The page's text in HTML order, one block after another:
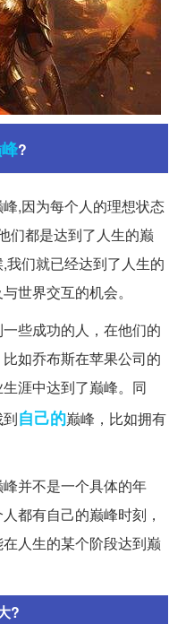
?
,因为每个人的理想状态
们都是达到了人生的巅
们就已经达到了人生的
世界交互的机会。
些成功的人，在他们的
如乔布斯在苹果公司的
涯中达到了巅峰。同
自己的巅峰，比如拥有
并不是一个具体的年
都有自己的巅峰时刻，
人生的某个阶段达到巅
?